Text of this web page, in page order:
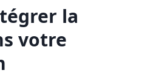
la
votre